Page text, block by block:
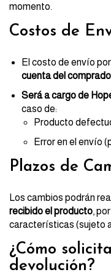
momento.
Costos de
El costo de envío
cuenta del
Será a cargo de
caso de:
Producto
Error en el envío
Plazos de
Los cambios podrán
recibido el producto,
características (sujeto
¿Cómo
devolución?